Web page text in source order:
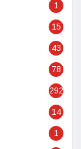
1
15
43
78
292
14
1